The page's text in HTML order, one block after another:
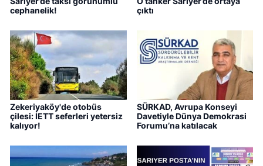
cephanelik!
çıktı
Zekeriyaköy'de otobüs
çilesi: İETT seferleri yetersiz
kalıyor!
SÜRKAD, Avrupa Konseyi
Davetiyle Dünya Demokrasi
Forumu’na katılacak